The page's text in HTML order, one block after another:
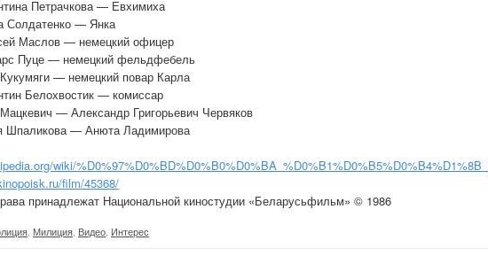
Петрачкова — Евхимиха
Солдатенко — Янка
Маслов — немецкий офицер
Пуце — немецкий фельдфебель
— немецкий повар Карла
Белохвостик — комиссар
— Александр Григорьевич Червяков
Шпаликова — Анюта Ладимирова
wiki/%D0%97%D0%BD%D0%B0%D0%BA_%D0%B1%D0%B5%D0%B4%D1%8B_
film/45368/
принадлежат Национальной киностудии «Беларусьфильм» © 1986
Милиция Видео Интерес